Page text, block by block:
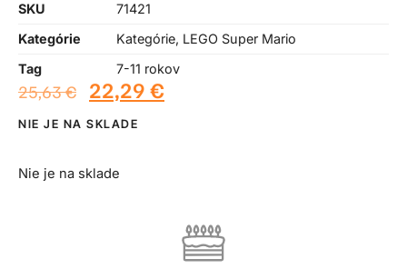
SKU
71421
Kategórie
Kategórie, LEGO Super Mario
Tag
7-11 rokov
25,63€ 22,29 €
NIE JE NA SKLADE
Nie je na sklade